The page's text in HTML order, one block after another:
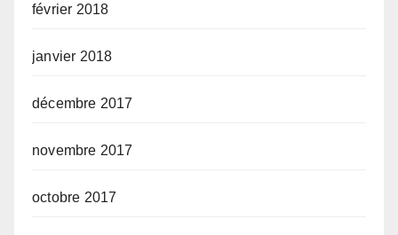
février 2018
janvier 2018
décembre 2017
novembre 2017
octobre 2017